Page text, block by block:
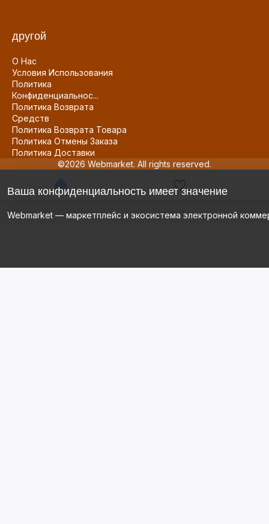
другой
О Нас
Условия Использования
Политика
Конфиденциальнос...
Политика Возврата
Средств
Политика Возврата Товара
Политика Отмены Заказа
Политика Доставки
©2026 Webmarket. All rights reserved.
Ваша конфиденциальность имеет значение
Webmarket — маркетплейс и экосистема электронной